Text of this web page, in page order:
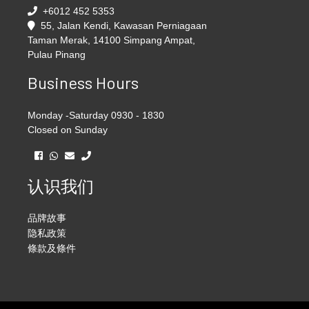
+6012 452 5353
55, Jalan Kendi, Kawasan Perniagaan
Taman Merak, 14100 Simpang Ampat,
Pulau Pinang
Business Hours
Monday -Saturday 0930 - 1830
Closed on Sunday
认识我们
品牌故事
隐私政策
條款及條件